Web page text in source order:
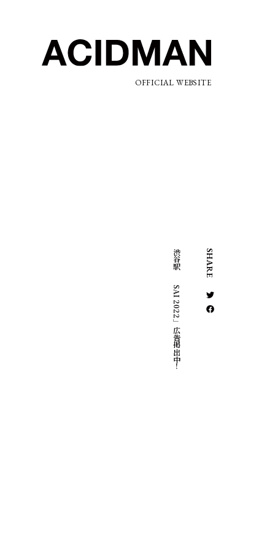
OFFICIAL WEBSITE
渋谷駅に「SAI 2022」広告掲出中！ SHARE